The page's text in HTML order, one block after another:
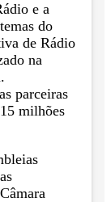
e a
do
de Rádio
na
parceiras
milhões